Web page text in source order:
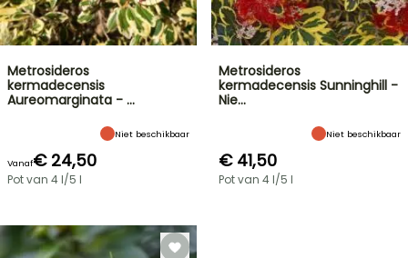
Metrosideros
kermadecensis
Aureomarginata - …
Niet beschikbaar
Vanaf€ 24,50
Pot van 4 l/5 l
Metrosideros
kermadecensis Sunninghill -
Nie…
Niet beschikbaar
€ 41,50
Pot van 4 l/5 l